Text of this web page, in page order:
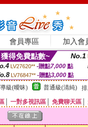
會員專區 加入會
得免費點數~ No.1
LV27620** -贈點7,000點
LV76847** -贈點3,000 點
級(曖昧) 普通級(清純)
一對多視訊區 免費聊天區